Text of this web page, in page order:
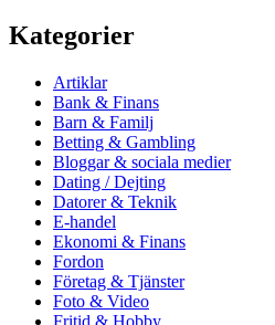
Kategorier
Artiklar
Bank & Finans
Barn & Familj
Betting & Gambling
Bloggar & sociala medier
Dating / Dejting
Datorer & Teknik
E-handel
Ekonomi & Finans
Fordon
Företag & Tjänster
Foto & Video
Fritid & Hobby